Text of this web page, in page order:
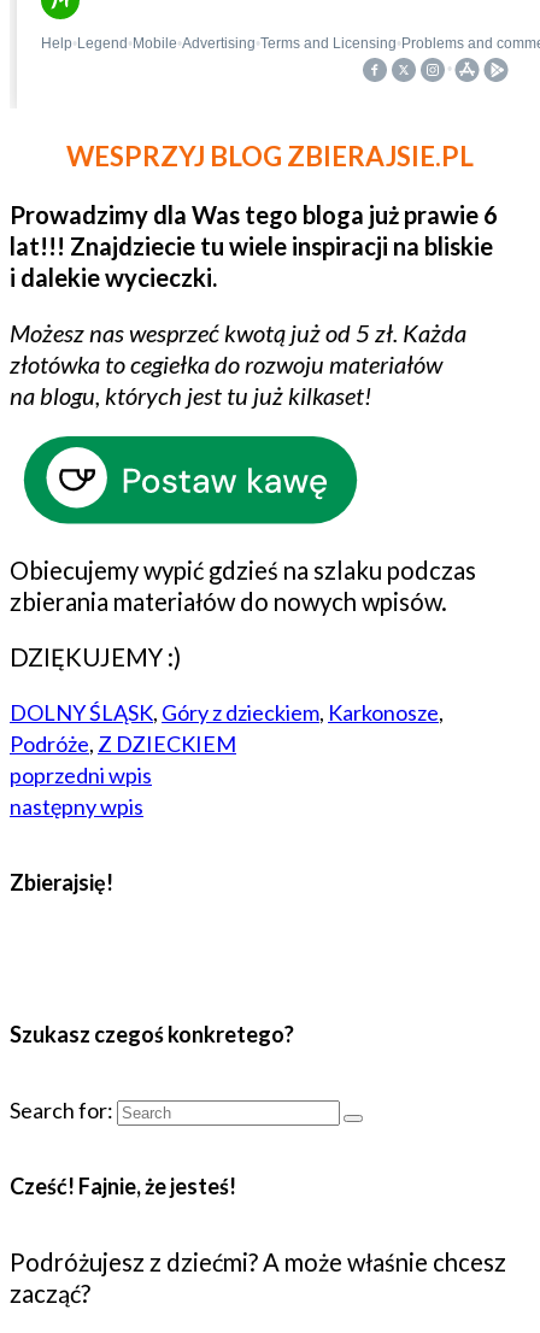
WESPRZYJ BLOG ZBIERAJSIE.PL
Prowadzimy dla Was tego bloga już prawie 6
lat!!! Znajdziecie tu wiele inspiracji na bliskie
i dalekie wycieczki.
Możesz nas wesprzeć kwotą już od 5 zł. Każda
złotówka to cegiełka do rozwoju materiałów
na blogu, których jest tu już kilkaset!
Obiecujemy wypić gdzieś na szlaku podczas
zbierania materiałów do nowych wpisów.
DZIĘKUJEMY :)
DOLNY ŚLĄSK, Góry z dzieckiem, Karkonosze,
Podróże, Z DZIECKIEM
poprzedni wpis
następny wpis
Zbierajsię!
Szukasz czegoś konkretego?
Search for:
Cześć! Fajnie, że jesteś!
Podróżujesz z dziećmi? A może właśnie chcesz
zacząć?